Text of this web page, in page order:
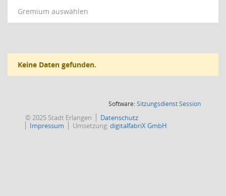
Gremium auswählen
Keine Daten gefunden.
Software:SitzungsdienstSession(Wird in
© 2025 Stadt Erlangen
Datenschutz
Impressum
Umsetzung:digitalfabriX GmbH